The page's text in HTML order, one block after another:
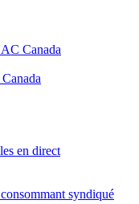
Canada
en direct
syndiqué